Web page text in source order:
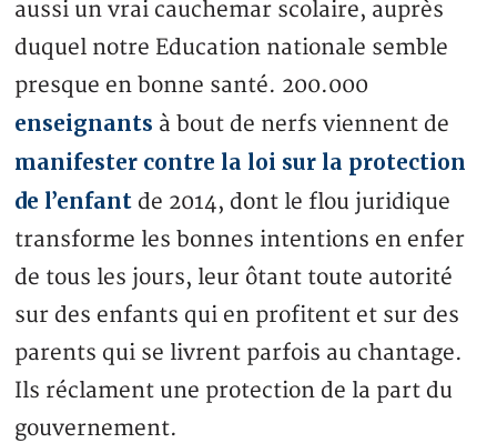
aussi un vrai cauchemar scolaire, auprès
duquel notre Education nationale semble
presque en bonne santé. 200.000
enseignants à bout de nerfs viennent de
manifester contre la loi sur la protection
de l’enfant de 2014, dont le flou juridique
transforme les bonnes intentions en enfer
de tous les jours, leur ôtant toute autorité
sur des enfants qui en profitent et sur des
parents qui se livrent parfois au chantage.
Ils réclament une protection de la part du
gouvernement.